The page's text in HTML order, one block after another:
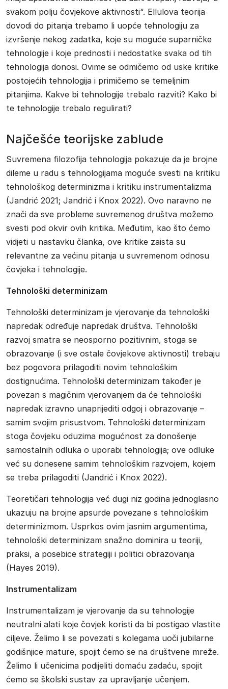
svakom polju čovjekove aktivnosti“. Ellulova teorija
dovodi do pitanja trebamo li uopće tehnologiju za
izvršenje nekog zadatka, koje su moguće suparničke
tehnologije i koje prednosti i nedostatke svaka od tih
tehnologija donosi. Ovime se odmičemo od uske kritike
postojećih tehnologija i primičemo se temeljnim
pitanjima. Kakve bi tehnologije trebalo razviti? Kako bi
te tehnologije trebalo regulirati?
Najčešće teorijske zablude
Suvremena filozofija tehnologija pokazuje da je brojne
dileme u radu s tehnologijama moguće svesti na kritiku
tehnološkog determinizma i kritiku instrumentalizma
(Jandrić 2021; Jandrić i Knox 2022). Ovo naravno ne
znači da sve probleme suvremenog društva možemo
svesti pod okvir ovih kritika. Međutim, kao što ćemo
vidjeti u nastavku članka, ove kritike zaista su
relevantne za većinu pitanja u suvremenom odnosu
čovjeka i tehnologije.
Tehnološki determinizam
Tehnološki determinizam je vjerovanje da tehnološki
napredak određuje napredak društva. Tehnološki
razvoj smatra se neosporno pozitivnim, stoga se
obrazovanje (i sve ostale čovjekove aktivnosti) trebaju
bez pogovora prilagoditi novim tehnološkim
dostignućima. Tehnološki determinizam također je
povezan s magičnim vjerovanjem da će tehnološki
napredak izravno unaprijediti odgoj i obrazovanje –
samim svojim prisustvom. Tehnološki determinizam
stoga čovjeku oduzima mogućnost za donošenje
samostalnih odluka o uporabi tehnologija; ove odluke
već su donesene samim tehnološkim razvojem, kojem
se treba prilagoditi (Jandrić i Knox 2022).
Teoretičari tehnologija već dugi niz godina jednoglasno
ukazuju na brojne apsurde povezane s tehnološkim
determinizmom. Usprkos ovim jasnim argumentima,
tehnološki determinizam snažno dominira u teoriji,
praksi, a posebice strategiji i politici obrazovanja
(Hayes 2019).
Instrumentalizam
Instrumentalizam je vjerovanje da su tehnologije
neutralni alati koje čovjek koristi da bi postigao vlastite
ciljeve. Želimo li se povezati s kolegama uoči jubilarne
godišnjice mature, spojit ćemo se na društvene mreže.
Želimo li učenicima podijeliti domaću zadaću, spojit
ćemo se školski sustav za upravljanje učenjem.